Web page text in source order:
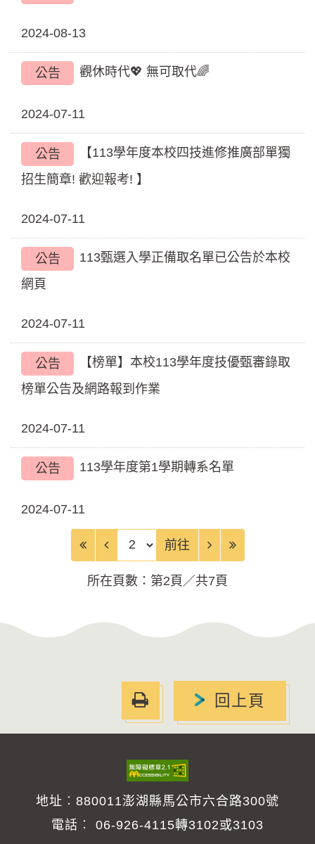
2024-08-13
公告 觀休時代💖 無可取代🌈
2024-07-11
公告
【113學年度本校四技進修推廣部單獨
招生簡章! 歡迎報考! 】
2024-07-11
公告
113甄選入學正備取名單已公告於本校
網頁
2024-07-11
公告
【榜單】本校113學年度技優甄審錄取
榜單公告及網路報到作業
2024-07-11
公告 113學年度第1學期轉系名單
2024-07-11
前往頁 前往
所在頁數：第2頁／共7頁
善
列
回上頁
地址︰880011澎湖縣馬公市六合路300號
電話︰ 06-926-4115轉3102或3103